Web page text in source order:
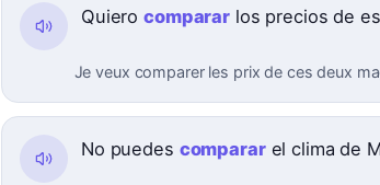
Quierocomparar los precios de
Je veux comparer les prix de ces deux
No puedes compararel clima de